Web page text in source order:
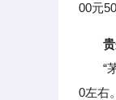
00元
“茅
0左右